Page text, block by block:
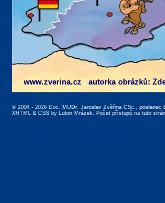
www.zverina.cz autorka obrázků:
© 2004 - 2026 Doc. MUDr. Jaroslav Zvěřina CSc., poslanec
XHTML & CSS by Lubor Mrázek. Počet přístupů na tuto